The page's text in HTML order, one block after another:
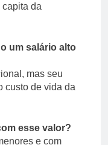
da
um salário alto
mas seu
custo de vida da
esse valor?
e com